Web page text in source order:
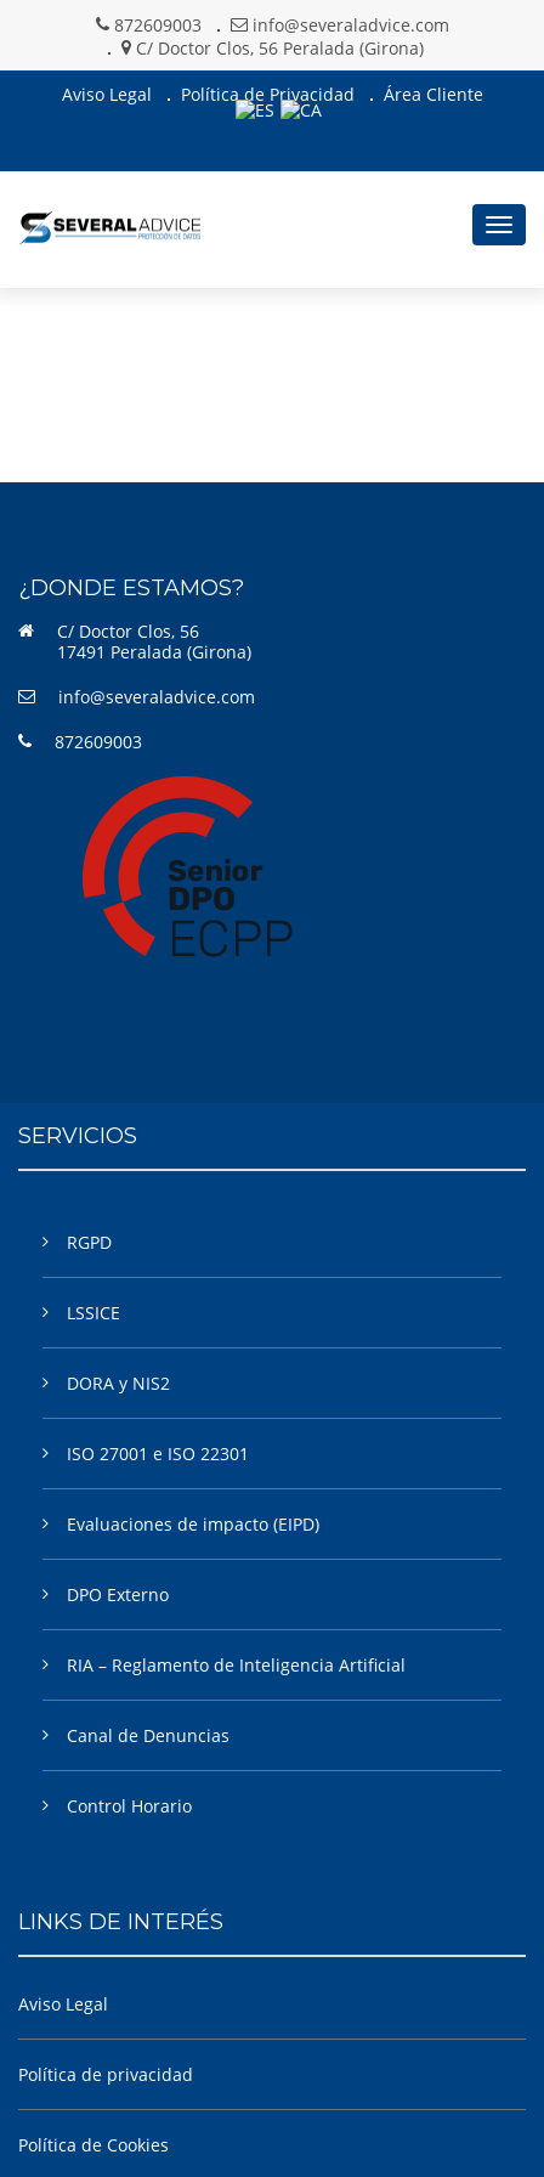
872609003
info@severaladvice.com
C/ Doctor Clos, 56 Peralada (Girona)
Aviso Legal
Política de Privacidad Área Cliente
¿DONDE ESTAMOS?
C/ Doctor Clos, 56
17491 Peralada (Girona)
info@severaladvice.com
872609003
SERVICIOS
RGPD
LSSICE
DORA y NIS2
ISO 27001 e ISO 22301
Evaluaciones de impacto (EIPD)
DPO Externo
RIA – Reglamento de Inteligencia Artificial
Canal de Denuncias
Control Horario
LINKS DE INTERÉS
Aviso Legal
Política de privacidad
Política de Cookies